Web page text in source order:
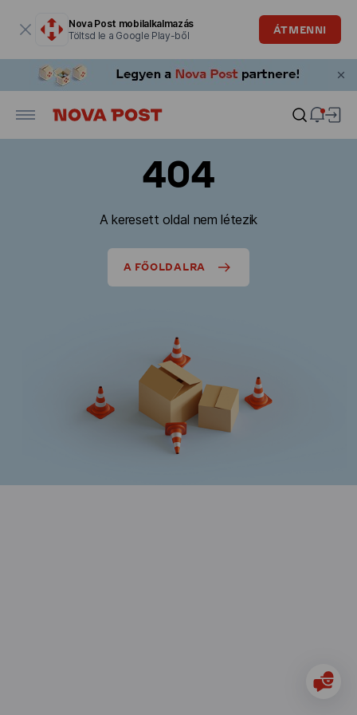
Nova Post mobilalkalmazás
Töltsd le a Google Play-ből
ÁTMENNI
404
A keresett oldal nem létezik
A FŐOLDALRA